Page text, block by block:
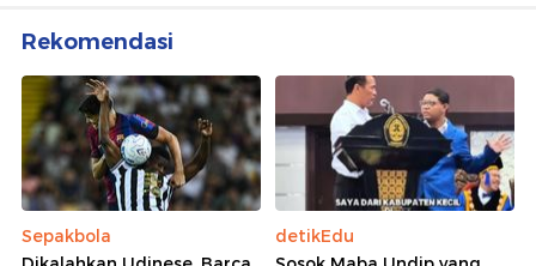
Rekomendasi
Sepakbola
detikEdu